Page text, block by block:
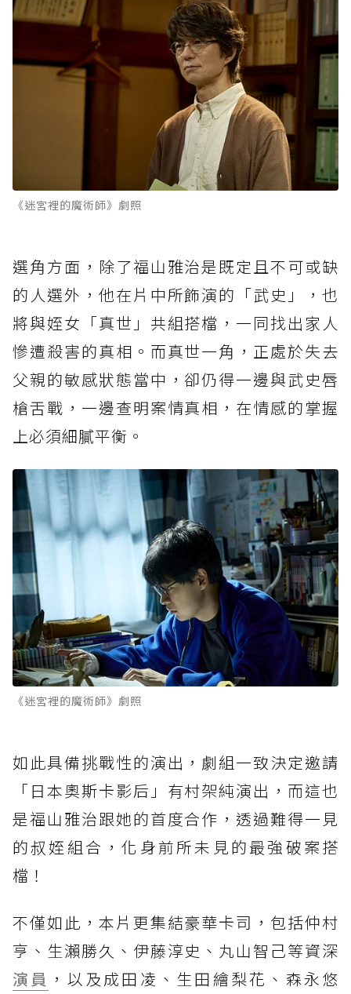
《迷宮裡的魔術師》劇照
選角方面，除了福山雅治是既定且不可或缺
的人選外，他在片中所飾演的「武史」，也
將與姪女「真世」共組搭檔，一同找出家人
慘遭殺害的真相。而真世一角，正處於失去
父親的敏感狀態當中，卻仍得一邊與武史唇
槍舌戰，一邊查明案情真相，在情感的掌握
上必須細膩平衡。
《迷宮裡的魔術師》劇照
如此具備挑戰性的演出，劇組一致決定邀請
「日本奧斯卡影后」有村架純演出，而這也
是福山雅治跟她的首度合作，透過難得一見
的叔姪組合，化身前所未見的最強破案搭
檔！
不僅如此，本片更集結豪華卡司，包括仲村
亨、生瀨勝久、伊藤淳史、丸山智己等資深
演員 ，以及成田凌、生田繪梨花、森永悠